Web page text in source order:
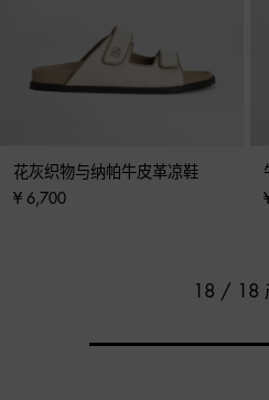
花灰织物与纳帕牛皮革凉鞋
¥ 6,700
18 / 18